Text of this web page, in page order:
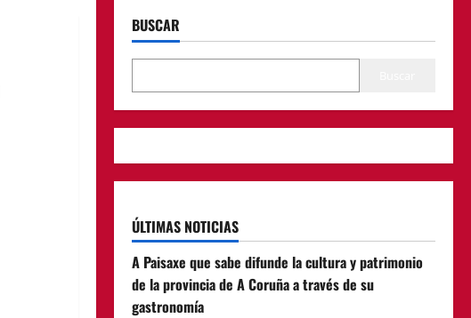
BUSCAR
ÚLTIMAS NOTICIAS
A Paisaxe que sabe difunde la cultura y patrimonio
de la provincia de A Coruña a través de su
gastronomía